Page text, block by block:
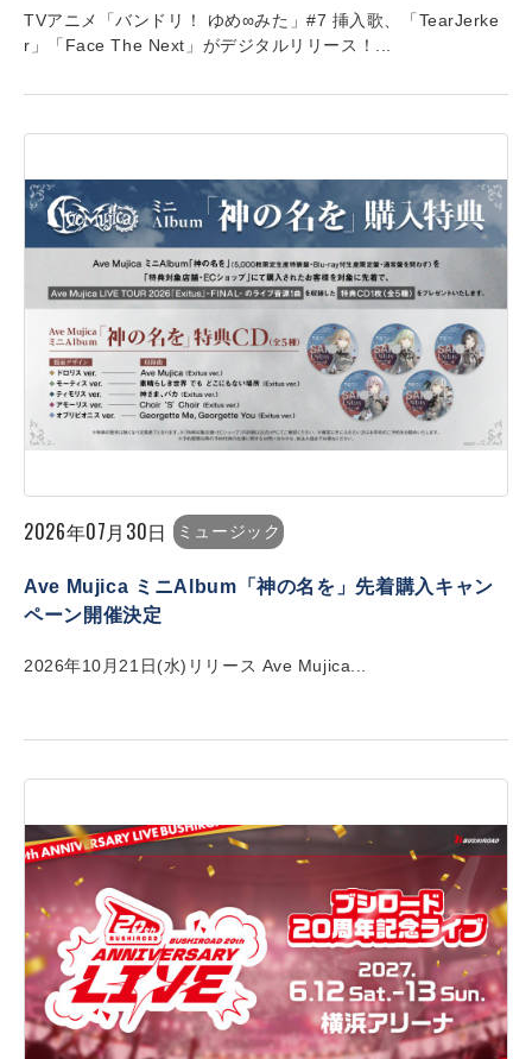
TVアニメ「バンドリ！ ゆめ∞みた」#7 挿入歌、「TearJerke
r」「Face The Next」がデジタルリリース！...
2026年07月30日 ミュージック
Ave Mujica ミニAlbum「神の名を」先着購入キャン
ペーン開催決定
2026年10月21日(水)リリース Ave Mujica...